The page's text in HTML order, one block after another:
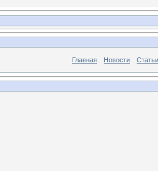
Главная Новости Статьи